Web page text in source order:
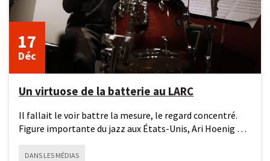
Un virtuose de la batterie au LARC
Il fallait le voir battre la mesure, le regard concentré.
Figure importante du jazz aux États-Unis, Ari Hoenig a
17
Déc
DANS LES MÉDIAS